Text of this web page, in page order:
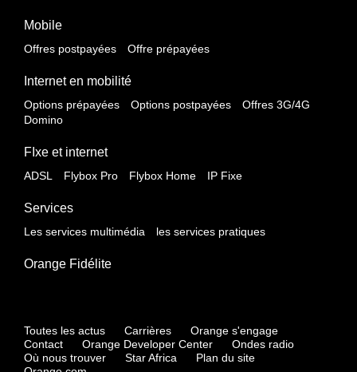
Mobile
Offres postpayées Offre prépayées
Internet en mobilité
Options prépayées Options postpayées
Offres 3G/4G
Domino
FIxe et internet
ADSL Flybox Pro Flybox Home IP Fixe
Services
Les services multimédia les services pratiques
Orange Fidélite
Toutes les actus Carrières
Orange s'engage
Contact
Orange Developer Center
Ondes radio
Où nous trouver
Star Africa
Plan du site